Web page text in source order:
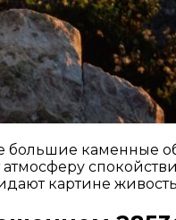
каменные
картине